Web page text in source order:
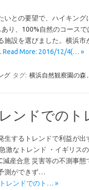
いとの要望で、ハイキング
り、100%自然のコース
施設を選びました。横浜市
Read More: 2016/12/4(… »
グ タグ: 横浜自然観察園の森 ,
ンドでのト
生するトレンドで利益が出
激なトレンド ・イギリス
減産合意 災害等の不測事態
測ができず…
レンドでのト… »